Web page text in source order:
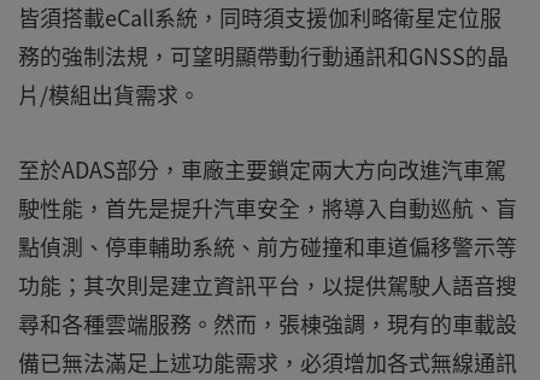
皆須搭載eCall系統，同時須支援伽利略衛星定位服
務的強制法規，可望明顯帶動行動通訊和GNSS的晶
片/模組出貨需求。
至於ADAS部分，車廠主要鎖定兩大方向改進汽車駕
駛性能，首先是提升汽車安全，將導入自動巡航、盲
點偵測、停車輔助系統、前方碰撞和車道偏移警示等
功能；其次則是建立資訊平台，以提供駕駛人語音搜
尋和各種雲端服務。然而，張棟強調，現有的車載設
備已無法滿足上述功能需求，必須增加各式無線通訊